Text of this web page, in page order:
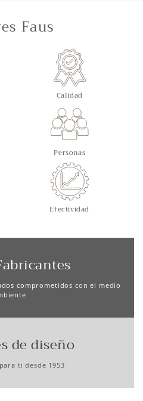
Faus
Calidad
Personas
Efectividad
comprometidos con el medio
de diseño
ti desde 1953